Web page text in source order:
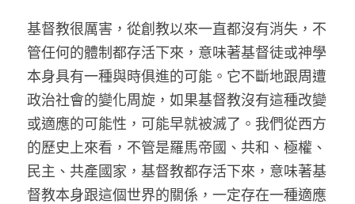
基督教很厲害，從創教以來一直都沒有消失，不
管任何的體制都存活下來，意味著基督徒或神學
本身具有一種與時俱進的可能。它不斷地跟周遭
政治社會的變化周旋，如果基督教沒有這種改變
或適應的可能性，可能早就被滅了。我們從西方
的歷史上來看，不管是羅馬帝國、共和、極權、
民主、共產國家，基督教都存活下來，意味著基
督教本身跟這個世界的關係，一定存在一種適應